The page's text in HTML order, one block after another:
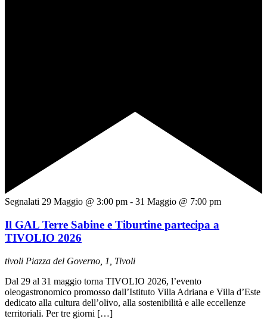
Segnalati 29 Maggio @ 3:00 pm - 31 Maggio @ 7:00 pm
Il GAL Terre Sabine e Tiburtine partecipa a
TIVOLIO 2026
tivoli Piazza del Governo, 1, Tivoli
Dal 29 al 31 maggio torna TIVOLIO 2026, l’evento
oleogastronomico promosso dall’Istituto Villa Adriana e Villa d’Este
dedicato alla cultura dell’olivo, alla sostenibilità e alle eccellenze
territoriali. Per tre giorni […]